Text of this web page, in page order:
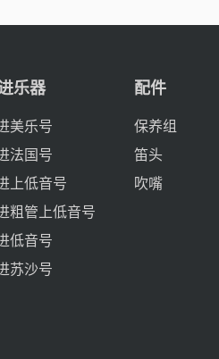
乐器
美乐号
法国号
上低音号
粗管上低音号
低音号
苏沙号
配件
保养组
笛头
吹嘴